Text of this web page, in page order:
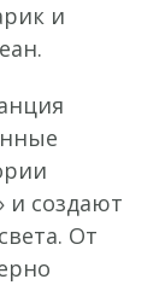
и
и создают
От